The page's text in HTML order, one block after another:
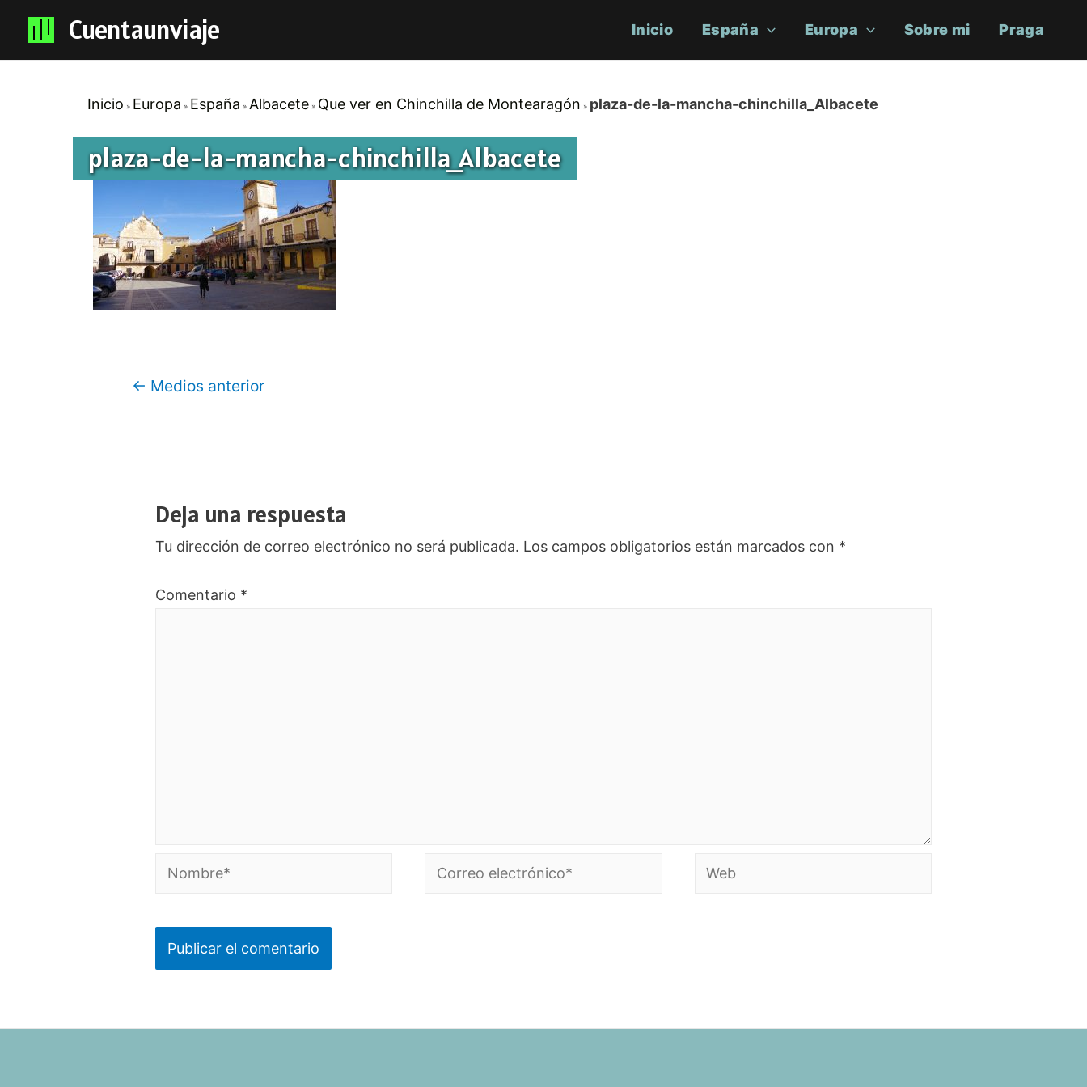
Cuentaunviaje Inicio España Europa Sobre mi Praga
Inicio Europa España Albacete Que ver en Chinchilla de Montearagón plaza-de-la-mancha-chinchilla_Albacete
plaza-de-la-mancha-chinchilla_Albacete
Navegación
← Medios anterior
Deja una respuesta
Tu dirección de correo electrónico no será publicada. Los campos obligatorios están marcados con *
Comentario *
Nombre*
Correo
Web